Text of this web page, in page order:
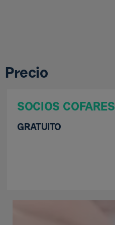
Precio
SOCIOS COFARES
GRATUITO